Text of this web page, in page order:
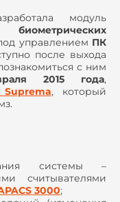
модуль
биометрических
управлением ПК
после выхода
с ним
2015 года,
, который
системы –
считывателями
3000;